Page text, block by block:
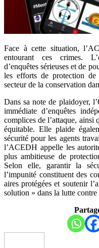
Face à cette situation,
entourant ces crimes.
d’enquêtes sérieuses et de
les efforts de protection de
secteur de la conservation
Dans sa note de plaidoyer,
immédiate d’enquêtes
complices de l’attaque, ainsi
équitable. Elle plaide
sécurité pour les agents
l’ACEDH appelle les
plus ambitieuse de
Selon elle, garantir la
l’impunité constituent des
aires protégées et soutenir
solution » dans la lutte